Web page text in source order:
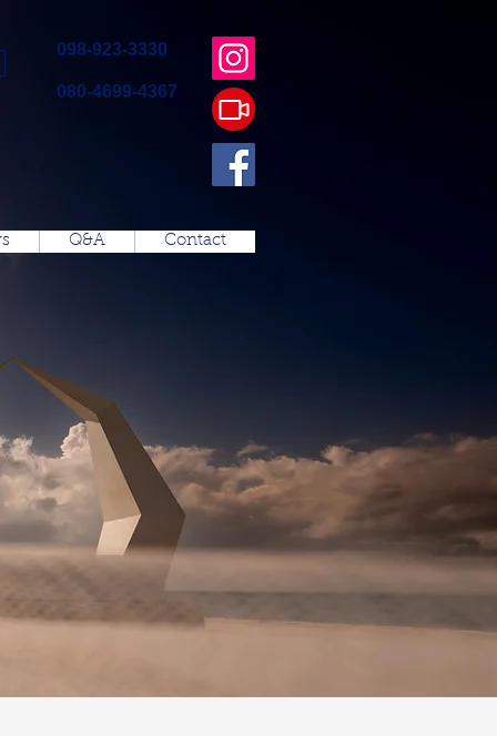
098-923-3330
080-4699-4367
Q&A Contact